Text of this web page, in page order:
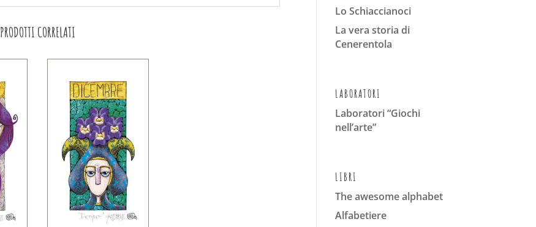
PRODOTTI CORRELATI
Lo Schiaccianoci
La vera storia di
Cenerentola
LABORATORI
Laboratori “Giochi
nell’arte”
LIBRI
The awesome alphabet
Alfabetiere